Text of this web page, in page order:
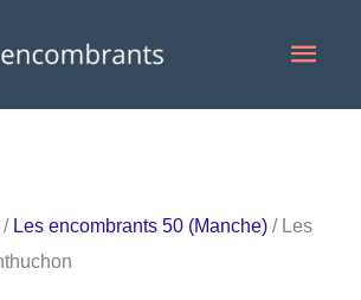
/ Les encombrants 50 (Manche) / Les